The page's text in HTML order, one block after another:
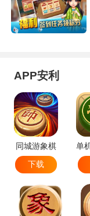
APP安利
同城游象棋
下载